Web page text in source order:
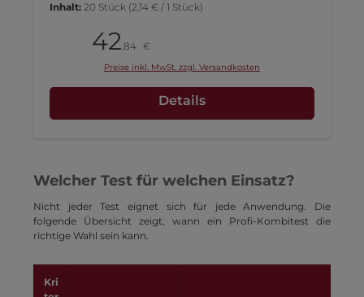
Inhalt: 20 Stück (2,14 € / 1 Stück)
42,84 €
Preise inkl. MwSt. zzgl. Versandkosten
Details
Welcher Test für welchen Einsatz?
Nicht jeder Test eignet sich für jede Anwendung. Die
folgende Übersicht zeigt, wann ein Profi-Kombitest die
richtige Wahl sein kann.
Kri